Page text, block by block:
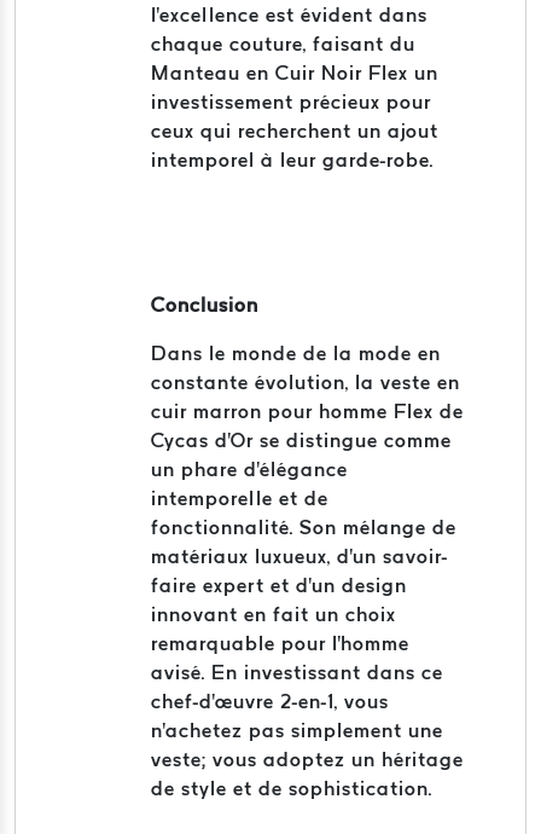
l'excellence est évident dans
chaque couture, faisant du
Manteau en Cuir Noir Flex un
investissement précieux pour
ceux qui recherchent un ajout
intemporel à leur garde-robe.
Conclusion
Dans le monde de la mode en
constante évolution, la veste en
cuir marron pour homme Flex de
Cycas d'Or se distingue comme
un phare d'élégance
intemporelle et de
fonctionnalité. Son mélange de
matériaux luxueux, d'un savoir-
faire expert et d'un design
innovant en fait un choix
remarquable pour l'homme
avisé. En investissant dans ce
chef-d'œuvre 2-en-1, vous
n'achetez pas simplement une
veste; vous adoptez un héritage
de style et de sophistication.